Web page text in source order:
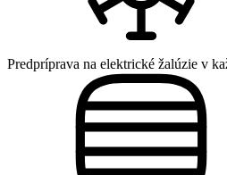
Predpríprava na elektrické žalúzie v